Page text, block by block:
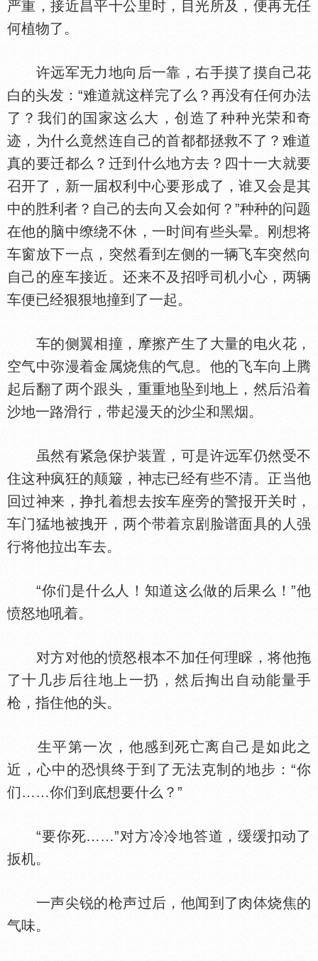
严重，接近昌平十公里时，目光所及，便再无任
何植物了。
许远军无力地向后一靠，右手摸了摸自己花
白的头发：“难道就这样完了么？再没有任何办法
了？我们的
家这么大，创造了种种光荣和奇
迹，为什么竟然连自己的首都都拯救不了？难道
真的要迁都么？迁到什么地方去？四十一大就要
召开了，新一届权利中心要形成了，谁又会是其
中的胜利者？自己的去向又会如何？”种种的问题
在他的脑中缭绕不休，一时间有些头晕。刚想将
车窗放下一点，突然看到左侧的一辆飞车突然向
自己的座车接近。还来不及招呼司机小心，两辆
车便已经狠狠地撞到了一起。
车的侧翼相撞，摩擦产生了大量的电火花，
空气中弥漫着金属烧焦的气息。他的飞车向上腾
起后翻了两个跟头，重重地坠到地上，然后沿着
沙地一路滑行，带起漫天的沙尘和黑烟。
虽然有紧急保护装置，可是许远军仍然受不
住这种疯狂的颠簸，神志已经有些不清。正当他
回过神来，挣扎着想去按车座旁的警报开关时，
车门猛地被拽开，两个带着京剧脸谱面具的人强
行将他拉出车去。
“你们是什么人！知道这么做的后果么！”他
愤怒地吼着。
对方对他的愤怒根本不加任何理睬，将他拖
了十几步后往地上一扔，然后掏出自动能量手
枪，指住他的头。
生平第一次，他感到死亡离自己是如此之
近，心中的恐惧终于到了无法克制的地步：“你
们……你们到底想要什么？”
“要你死……”对方冷冷地答道，缓缓扣动了
扳机。
一声尖锐的枪声过后，他闻到了肉
烧焦的
气味。